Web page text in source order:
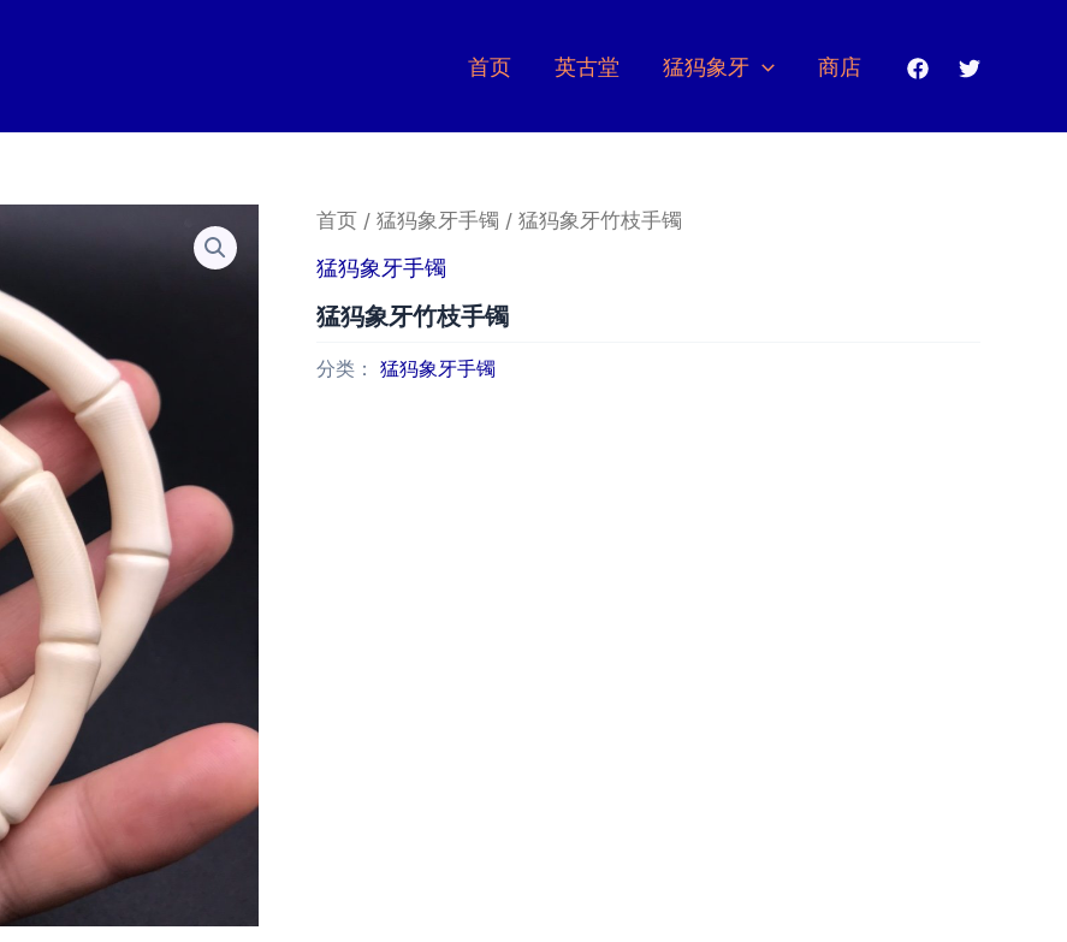
首页 英古堂 猛犸象牙 商店
首页 / 猛犸象牙手镯 / 猛犸象牙竹枝手镯
猛犸象牙手镯
猛犸象牙竹枝手镯
分类： 猛犸象牙手镯